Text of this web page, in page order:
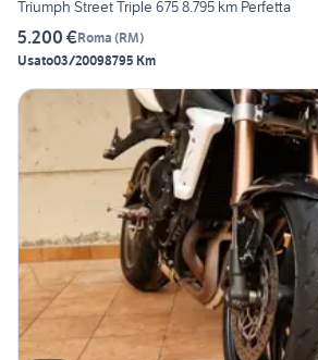
Triumph Street Triple 675 8.795 km Perfetta
5.200 €Roma (RM)
Usato03/20098795 Km